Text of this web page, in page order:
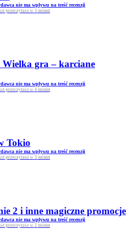
nie ma wpływu na treść recenzji
przeczytasz w 3 minut
gra – karciane
nie ma wpływu na treść recenzji
przeczytasz w 4 minut
Tokio
nie ma wpływu na treść recenzji
przeczytasz w 3 minut
2 i inne magiczne promocje
nie ma wpływu na treść recenzji
przeczytasz w 2 minut